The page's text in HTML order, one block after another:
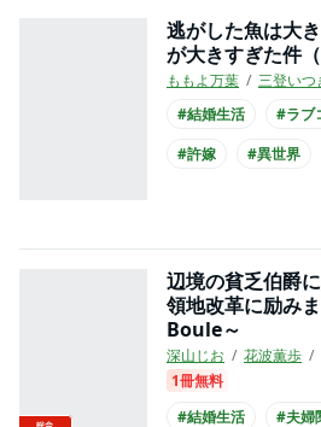
#スーツ
逃がした魚は大
が大きすぎた件（
ももよ万葉 三登いつ
#結婚生活
#ラブ
#許嫁
#異世界
辺境の貧乏伯爵
領地改革に励
Boule～
深山じお 花波薫歩
1冊無料
#結婚生活
#夫婦